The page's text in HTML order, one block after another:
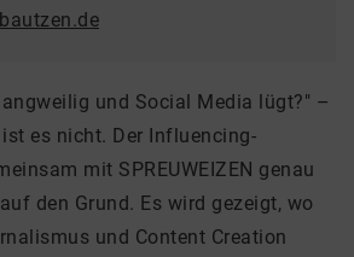
und Social Media lügt?" –
es nicht. Der Influencing-
mit SPREUWEIZEN genau
den Grund. Es wird gezeigt, wo
und Content Creation